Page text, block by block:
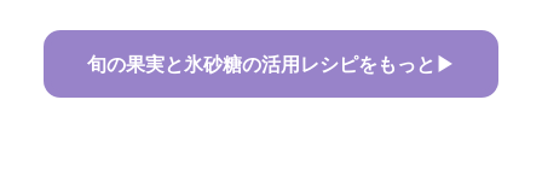
旬の果実と氷砂糖の活用レシピをもっと▶